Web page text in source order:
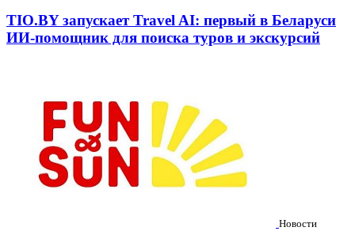
TIO.BY запускает Travel AI: первый в Беларуси
ИИ-помощник для поиска туров и экскурсий
Новости